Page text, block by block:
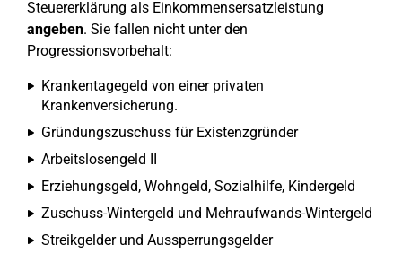
Steuererklärung als Einkommensersatzleistung
angeben. Sie fallen nicht unter den
Progressionsvorbehalt:
Krankentagegeld von einer privaten
Krankenversicherung.
Gründungszuschuss für Existenzgründer
Arbeitslosengeld II
Erziehungsgeld, Wohngeld, Sozialhilfe, Kindergeld
Zuschuss-Wintergeld und Mehraufwands-Wintergeld
Streikgelder und Aussperrungsgelder